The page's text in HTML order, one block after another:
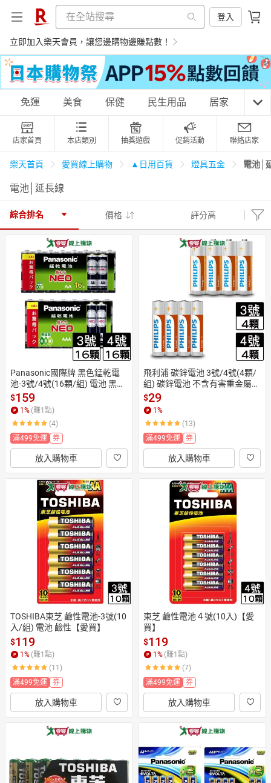
登入
立即加入樂天會員，讓您邊購物邊賺點數！
購物網分類
天天免運 美食蛋糕 養生保健 民生用品
居家生活 3C家電 親子玩具
女裝 男裝 情趣用品
日本購物 電子/紙本書
HOT
免運 美食 保健 民生用品 居家 3C
店家首頁 本店類別 抽獎遊戲 促銷活動 聯絡店家
樂天首頁 愛買線上購物 ▲日用百貨 燈具五金 電池│
電池│延長線
綜合排名 價格 評分高
Panasonic國際牌 黑色錳乾電
池-3號/4號(16顆/組) 電池 黑錳
碳鋅 無毒【愛買】
$159
1 % (賺1 點)
(4)
滿499免運
券
放入購物車
飛利浦 碳鋅電池 3號/4號(4顆/
組) 碳鋅電池 不含有害重金屬
環保 耐久 電池【愛買】
$29
1 %
(13)
滿499免運
券
放入購物車
TOSHIBA東芝 鹼性電池-3號(10
入/組) 電池 鹼性【愛買】
$119
1% (賺1點)
(11)
滿499免運
券
放入購物車
東芝 鹼性電池４號(10入)【愛
買】
$119
1% (賺1點)
(7)
滿499免運
券
放入購物車